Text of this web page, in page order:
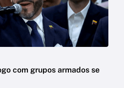
com grupos armados se